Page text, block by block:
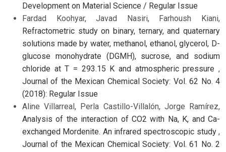
Development on Material Science / Regular Issue
Fardad Koohyar, Javad Nasiri, Farhoush Kiani,
Refractometric study on binary, ternary, and quaternary
solutions made by water, methanol, ethanol, glycerol, D-
glucose monohydrate (DGMH), sucrose, and sodium
chloride at T = 293.15 K and atmospheric pressure ,
Journal of the Mexican Chemical Society: Vol. 62 No. 4
(2018): Regular Issue
Aline Villarreal, Perla Castillo-Villalón, Jorge Ramírez,
Analysis of the interaction of CO2 with Na, K, and Ca-
exchanged Mordenite. An infrared spectroscopic study ,
Journal of the Mexican Chemical Society: Vol. 61 No. 2